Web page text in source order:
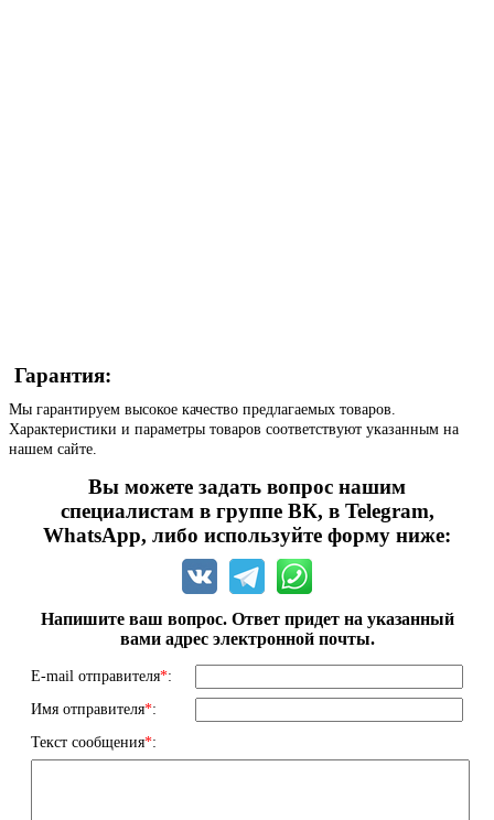
Гарантия:
Мы гарантируем высокое качество предлагаемых товаров.
Характеристики и параметры товаров соответствуют указанным на
нашем сайте.
Вы можете задать вопрос нашим
специалистам в группе ВК, в Telegram,
WhatsApp, либо используйте форму ниже:
Напишите ваш вопрос. Ответ придет на указанный
вами адрес электронной почты.
E-mail отправителя*:
Имя отправителя*:
Текст сообщения*: